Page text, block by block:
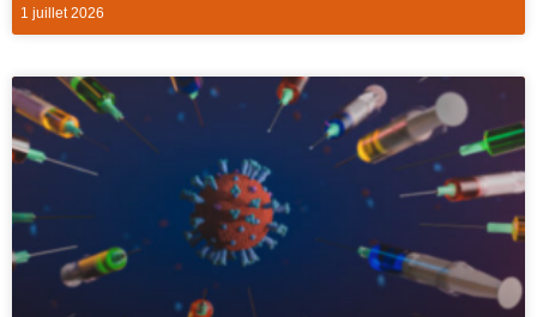
1 juillet 2026